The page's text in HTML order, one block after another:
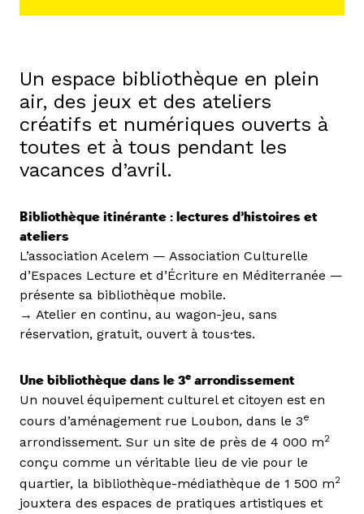
Un espace bibliothèque en plein
air, des jeux et des ateliers
créatifs et numériques ouverts à
toutes et à tous pendant les
vacances d’avril.
Bibliothèque itinérante : lectures d’histoires et
ateliers
L’association Acelem — Association Culturelle
d’Espaces Lecture et d’Écriture en Méditerranée —
présente sa bibliothèque mobile.
→ Atelier en continu, au wagon-jeu, sans
réservation, gratuit, ouvert à tous·tes.
Une bibliothèque dans le 3e arrondissement
Un nouvel équipement culturel et citoyen est en
cours d’aménagement rue Loubon, dans le 3e
arrondissement. Sur un site de près de 4 000 m2
conçu comme un véritable lieu de vie pour le
quartier, la bibliothèque-médiathèque de 1 500 m2
jouxtera des espaces de pratiques artistiques et